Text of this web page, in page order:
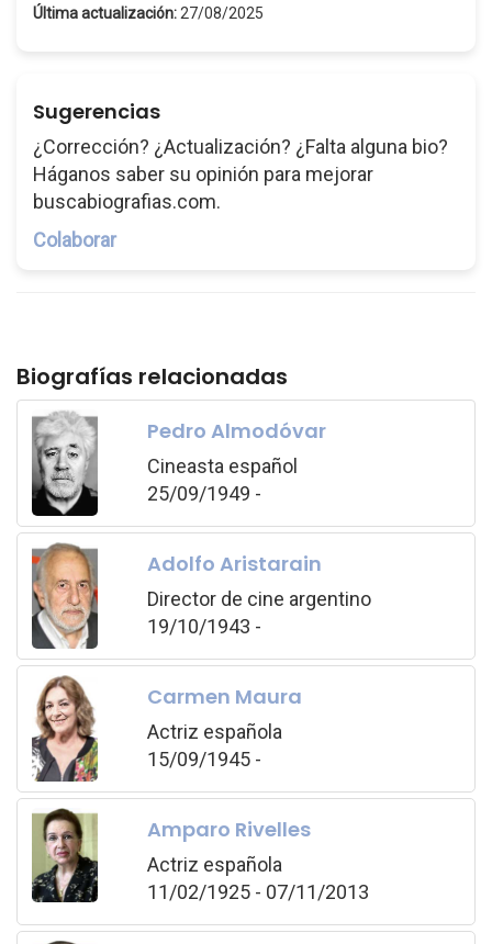
Última actualización: 27/08/2025
Sugerencias
¿Corrección? ¿Actualización? ¿Falta alguna bio?
Háganos saber su opinión para mejorar
buscabiografias.com.
Colaborar
Biografías relacionadas
Pedro Almodóvar
Cineasta español
25/09/1949 -
Adolfo Aristarain
Director de cine argentino
19/10/1943 -
Carmen Maura
Actriz española
15/09/1945 -
Amparo Rivelles
Actriz española
11/02/1925 - 07/11/2013